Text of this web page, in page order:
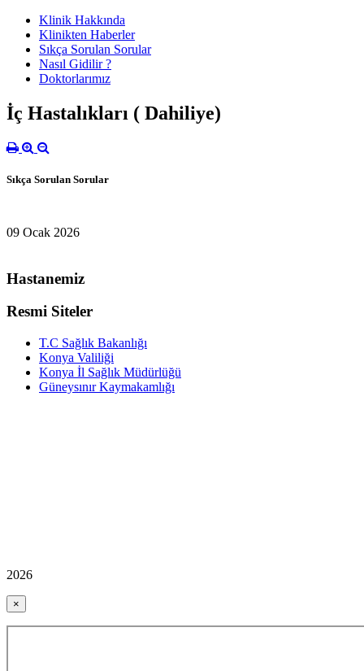
Klinik Hakkında
Klinikten Haberler
Sıkça Sorulan Sorular
Nasıl Gidilir ?
Doktorlarımız
İç Hastalıkları ( Dahiliye)
Sıkça Sorulan Sorular
09 Ocak 2026
Hastanemiz
Resmi Siteler
T.C Sağlık Bakanlığı
Konya Valiliği
Konya İl Sağlık Müdürlüğü
Güneysınır Kaymakamlığı
2026
×